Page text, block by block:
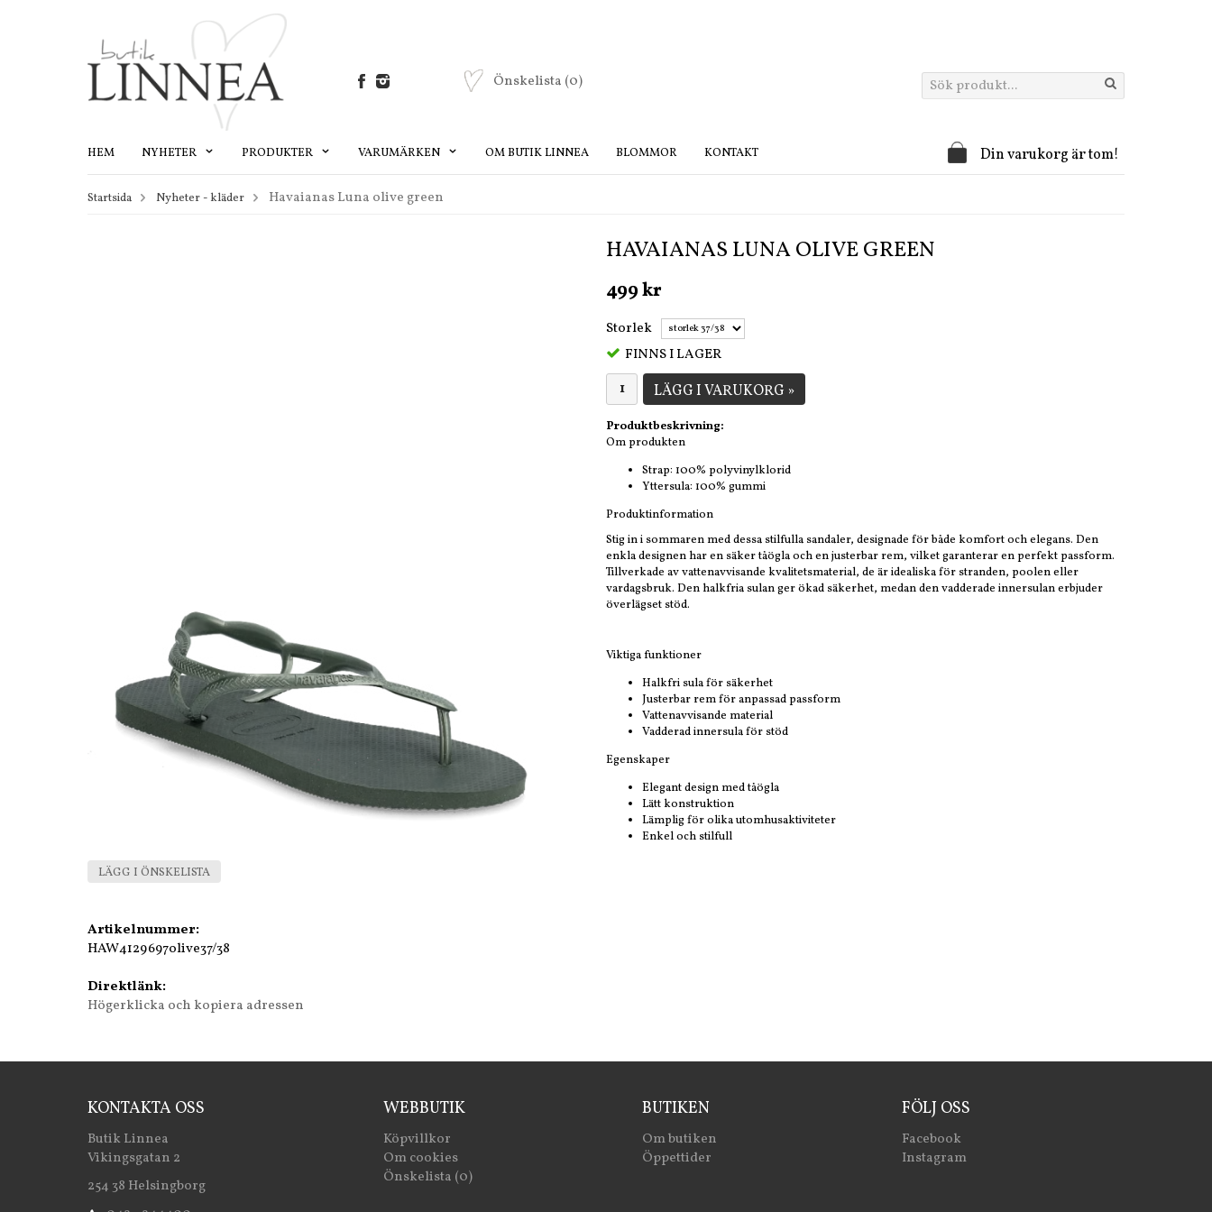
Önskelista (0)
HEM NYHETER PRODUKTER VARUMÄRKEN OM BUTIK LINNEA BLOMMOR KONTAKT Din varukorg är tom!
Startsida Nyheter - kläder Havaianas Luna olive green
HAVAIANAS LUNA OLIVE GREEN
499 kr
Storlek
FINNS I LAGER
LÄGG I VARUKORG »
Produktbeskrivning:
Om produkten
Strap: 100% polyvinylklorid
Yttersula: 100% gummi
Produktinformation
Stig in i sommaren med dessa stilfulla sandaler, designade för både komfort och elegans. Den
enkla designen har en säker tåögla och en justerbar rem, vilket garanterar en perfekt passform.
Tillverkade av vattenavvisande kvalitetsmaterial, de är idealiska för stranden, poolen eller
vardagsbruk. Den halkfria sulan ger ökad säkerhet, medan den vadderade innersulan erbjuder
överlägset stöd.
Viktiga funktioner
Halkfri sula för säkerhet
Justerbar rem för anpassad passform
Vattenavvisande material
Vadderad innersula för stöd
Egenskaper
Elegant design med tåögla
Lätt konstruktion
Lämplig för olika utomhusaktiviteter
Enkel och stilfull
LÄGG I ÖNSKELISTA
Artikelnummer:
HAW4129697olive37/38
Direktlänk:
Högerklicka och kopiera adressen
KONTAKTA OSS
Butik Linnea
Vikingsgatan 2
254 38 Helsingborg
WEBBUTIK
Köpvillkor
Om cookies
Önskelista (0)
BUTIKEN
Om butiken
Öppettider
FÖLJ OSS
Facebook
Instagram